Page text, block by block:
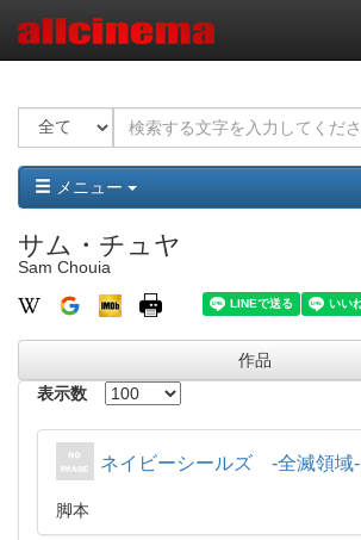
メニュー
サム・チュヤ
Sam Chouia
作品
表示数
ネイビーシールズ -全滅領域-
脚本